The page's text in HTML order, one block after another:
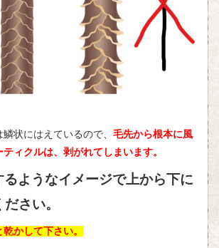
状にはえているので、 毛先から根本に風
ィクルは、剥がれてしまいます。
るようなイメージで上から下に
さい。
かして下さい。